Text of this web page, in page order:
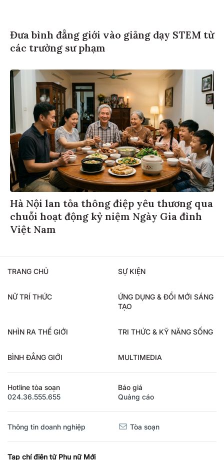
Đưa bình đẳng giới vào giảng dạy STEM từ
các trường sư phạm
Hà Nội lan tỏa thông điệp yêu thương qua
chuỗi hoạt động kỷ niệm Ngày Gia đình
Việt Nam
TRANG CHỦ SỰ KIỆN
NỮ TRÍ THỨC
ỨNG DỤNG & ĐỔI MỚI SÁNG
TẠO
NHÌN RA THẾ GIỚI TRI THỨC & KỸ NĂNG SỐNG
BÌNH ĐẲNG GIỚI MULTIMEDIA
Hotline tòa soạn
024.36.555.655
Báo giá
Quảng cáo
Thông tin doanh nghiệp Tòa soạn